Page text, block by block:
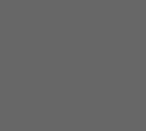
Ihre Zustimmung zu
müssen Sie Ihre